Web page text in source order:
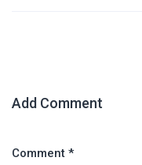
Add Comment
Comment *